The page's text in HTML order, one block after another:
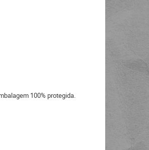
100% protegida.